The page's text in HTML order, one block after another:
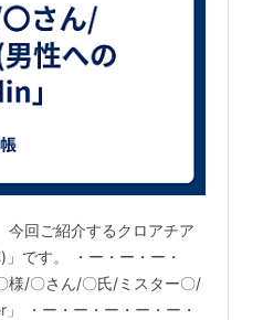
今回ご紹介するクロアチア
です。 ・ー・ー・ー・
様/〇さん/〇氏/ミスター〇/
・ー・ー・ー・ー・ー・